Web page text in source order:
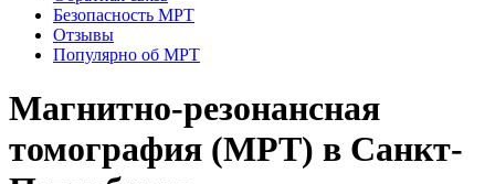
Безопасность МРТ
Отзывы
Популярно об МРТ
Магнитно-резонансная
томография (МРТ) в Санкт-